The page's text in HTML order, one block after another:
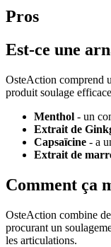
Pros
Est-ce une
OsteAction comprend
produit soulage
Menthol - un
Extrait de
Capsaïcine - a
Extrait de
Comment ça
OsteAction combine
procurant un
les articulations.